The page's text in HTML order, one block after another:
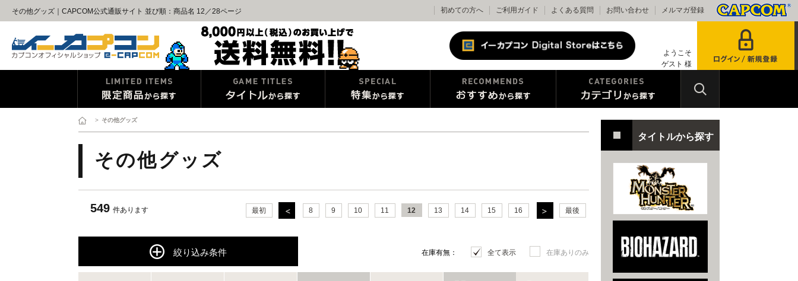
その他グッズ｜CAPCOM公式通販サイト 並び順：商品名 12／28ページ 初めての方へ ご利用ガイド よくある質問 お問い合わせ メルマガ登録
ようこそ
ゲスト 様
> その他グッズ
その他グッズ
549 件あります 最初 8 9 10 11 12 13 14 15 16 最後
絞り込み条件 在庫有無： 全て表示 在庫ありのみ
タイトルから探す